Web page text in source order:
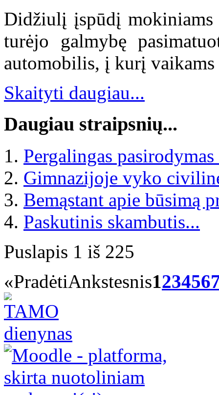
Didžiulį įspūdį
turėjo galmybę
automobilis, į kurį
Skaityti daugiau...
Daugiau straipsnių...
Pergalingas
Gimnazijoje vyko
Bemąstant apie būsimą
Paskutinis skambutis...
Puslapis 1 iš 225
«PradėtiAnkstesnis123456